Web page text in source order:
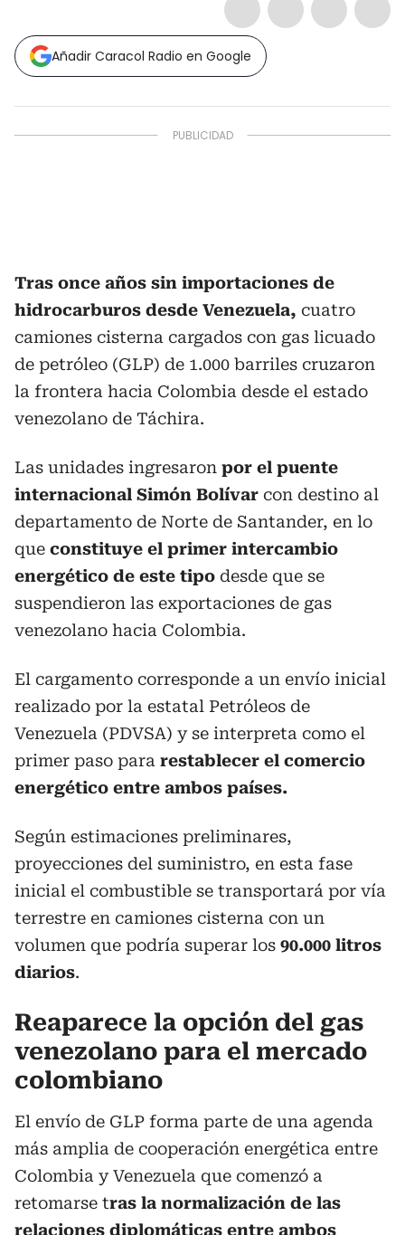
Añadir Caracol Radio en Google
Tras once años sin importaciones de
hidrocarburos desde Venezuela, cuatro
camiones cisterna cargados con gas licuado
de petróleo (GLP) de 1.000 barriles cruzaron
la frontera hacia Colombia desde el estado
venezolano de Táchira.
Las unidades ingresaron por el puente
internacional Simón Bolívar con destino al
departamento de Norte de Santander, en lo
que constituye el primer intercambio
energético de este tipo desde que se
suspendieron las exportaciones de gas
venezolano hacia Colombia.
El cargamento corresponde a un envío inicial
realizado por la estatal Petróleos de
Venezuela (PDVSA) y se interpreta como el
primer paso para restablecer el comercio
energético entre ambos países.
Según estimaciones preliminares,
proyecciones del suministro, en esta fase
inicial el combustible se transportará por vía
terrestre en camiones cisterna con un
volumen que podría superar los 90.000 litros
diarios.
Reaparece la opción del gas
venezolano para el mercado
colombiano
El envío de GLP forma parte de una agenda
más amplia de cooperación energética entre
Colombia y Venezuela que comenzó a
retomarse tras la normalización de las
relaciones diplomáticas entre ambos